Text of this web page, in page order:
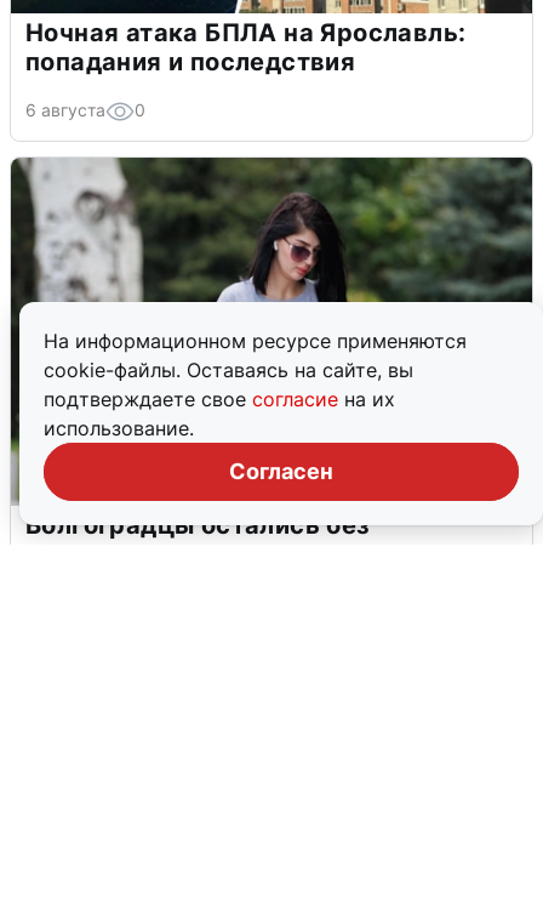
На информационном ресурсе применяются
cookie-файлы. Оставаясь на сайте, вы
подтверждаете свое согласие на их
использование.
Согласен
Ночная атака БПЛА на Ярославль:
попадания и последствия
6 августа 0
Волгоградцы остались без